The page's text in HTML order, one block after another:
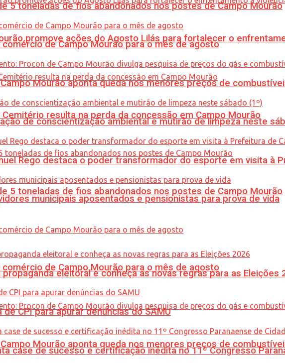
promove ações do Agosto Lilás para fortalecer o
resulta na perda da concessão em Campo Mourão
5 toneladas de fios abandonados nos postes de Campo Mourão
comércio de Campo Mourão para o mês de agosto
Mourão aponta queda nos menores preços de
5 toneladas de fios abandonados nos postes de Campo Mourão
de Campo Mourão para o mês de agosto
Mourão aponta queda nos menores preços de
de conscientização ambiental e mutirão de limpeza neste
Rego destaca o poder transformador do esporte em visita à
municipais aposentados e pensionistas para prova de vida
eleitoral e conheça as novas regras para as Eleições
CPI para apurar denúncias do SAMU
case de sucesso e certificação inédita no 11º Congresso